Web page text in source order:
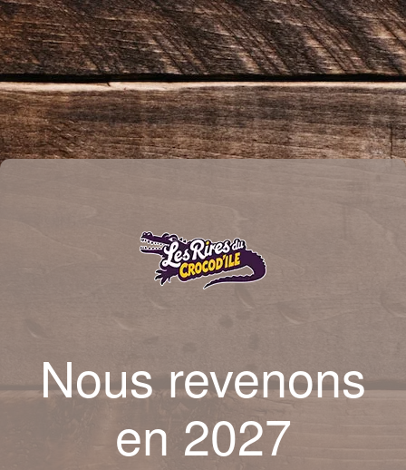
Nous revenons
en 2027